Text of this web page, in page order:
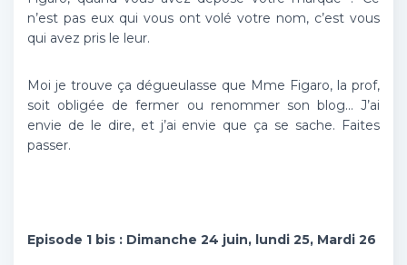
n’est pas eux qui vous ont volé votre nom, c’est vous
qui avez pris le leur.
Moi je trouve ça dégueulasse que Mme Figaro, la prof,
soit obligée de fermer ou renommer son blog… J’ai
envie de le dire, et j’ai envie que ça se sache. Faites
passer.
Episode 1 bis : Dimanche 24 juin, lundi 25, Mardi 26